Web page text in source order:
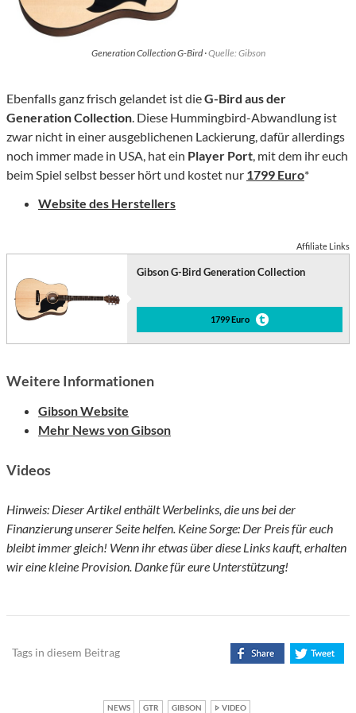
Generation Collection G-Bird ·Quelle: Gibson
Ebenfalls ganz frisch gelandet ist dieG-Bird aus der
Generation Collection. Diese Hummingbird-Abwandlung ist
zwar nicht in einer ausgeblichenen Lackierung, dafür allerdings
noch immer made in USA, hat ein Player Port, mit dem ihr euch
beim Spiel selbst besser hört und kostet nur 1799 Euro*
Website des Herstellers
Affiliate Links
Gibson G-Bird Generation Collection
1799 Euro
Weitere Informationen
Gibson Website
Mehr News von Gibson
Videos
Hinweis: Dieser Artikel enthält Werbelinks, die uns bei der
Finanzierung unserer Seite helfen. Keine Sorge: Der Preis für euch
bleibt immer gleich! Wenn ihr etwas über diese Links kauft, erhalten
wir eine kleine Provision. Danke für eure Unterstützung!
Tags in diesem Beitrag
NEWS GTR GIBSON VIDEO